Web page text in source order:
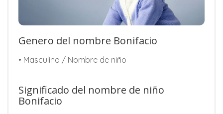
Genero del nombre Bonifacio
• Masculino / Nombre de niño
Significado del nombre de niño
Bonifacio